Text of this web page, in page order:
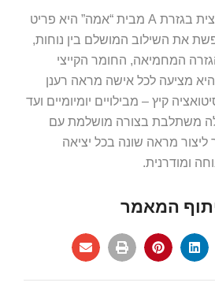
שמלת המיני כותנה קייצית בגזרת A מבית “אמה” היא פריט
את השילוב המושלם בין נוחות,
המחמיאה, החומר הקייצי
היא מציעה לכל אישה מראה רענן
קיץ – מבילויים יומיומיים ועד
משתלבת בצורה מושלמת עם
מראה שונה בכל יציאה
ומודרנית.
המאמר